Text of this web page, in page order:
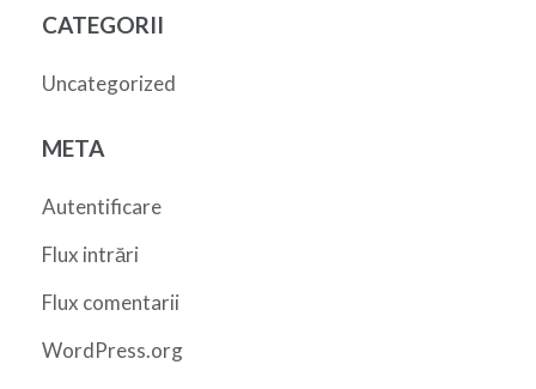
CATEGORII
Uncategorized
META
Autentificare
Flux intrări
Flux comentarii
WordPress.org